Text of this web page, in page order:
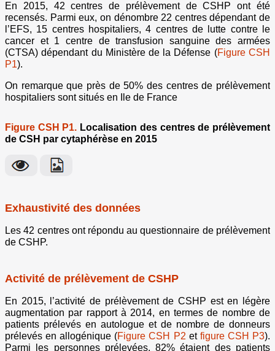
En 2015, 42 centres de prélèvement de CSHP ont été
recensés. Parmi eux, on dénombre 22 centres dépendant de
l’EFS, 15 centres hospitaliers, 4 centres de lutte contre le
cancer et 1 centre de transfusion sanguine des armées
(CTSA) dépendant du Ministère de la Défense (Figure CSH
P1).
On remarque que près de 50% des centres de prélèvement
hospitaliers sont situés en Ile de France
Figure CSH P1. Localisation des centres de prélèvement
de CSH par cytaphérèse en 2015
Exhaustivité des données
Les 42 centres ont répondu au questionnaire de prélèvement
de CSHP.
Activité de prélèvement de CSHP
En 2015, l’activité de prélèvement de CSHP est en légère
augmentation par rapport à 2014, en termes de nombre de
patients prélevés en autologue et de nombre de donneurs
prélevés en allogénique (Figure CSH P2 et figure CSH P3).
Parmi les personnes prélevées, 82% étaient des patients